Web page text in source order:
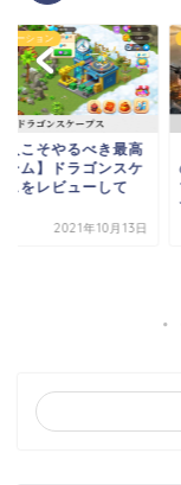
レーション
人こそやるべき最高
ーム】ドラゴンスケ
スをレビューして
2021年10月13日